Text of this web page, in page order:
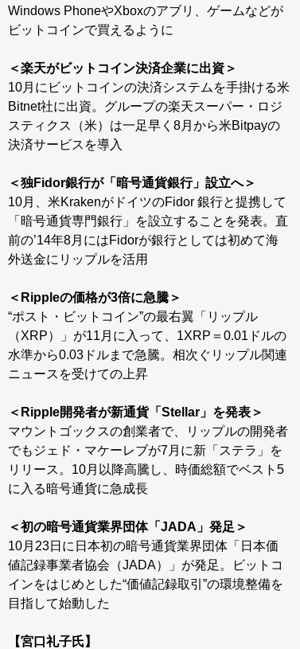
Windows PhoneやXboxのアブリ、ゲームなどが
ビットコインで買えるように
＜楽天がビットコイン決済企業に出資＞
10月にビットコインの決済システムを手掛ける米
Bitnet社に出資。グループの楽天スーパー・ロジ
スティクス（米）は一足早く8月から米Bitpayの
決済サービスを導入
＜独Fidor銀行が「暗号通貨銀行」設立へ＞
10月、米KrakenがドイツのFidor 銀行と提携して
「暗号通貨専門銀行」を設立することを発表。直
前の’14年8月にはFidorが銀行としては初めて海
外送金にリップルを活用
＜Rippleの価格が3倍に急騰＞
“ポスト・ビットコイン”の最右翼「リップル
（XRP）」が11月に入って、1XRP＝0.01ドルの
水準から0.03ドルまで急騰。相次ぐリップル関連
ニュースを受けての上昇
＜Ripple開発者が新通貨「Stellar」を発表＞
マウントゴックスの創業者で、リップルの開発者
でもジェド・マケーレブが7月に新「ステラ」を
リリース。10月以降高騰し、時価総額でベスト5
に入る暗号通貨に急成長
＜初の暗号通貨業界団体「JADA」発足＞
10月23日に日本初の暗号通貨業界団体「日本価
値記録事業者協会（JADA）」が発足。ビットコ
インをはじめとした“価値記録取引”の環境整備を
目指して始動した
【宮口礼子氏】